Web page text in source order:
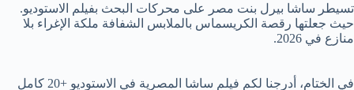
تسيطر ساشا بيرل بنت مصر على محركات البحث بفيلم الاستوديو.
حيث جعلتها رقصة الكريسماس بالملابس الشفافة ملكة الإغراء بلا
منازع في 2026.
في الختام، أدرجنا لكم فيلم ساشا المصرية في الاستوديو +20 كامل